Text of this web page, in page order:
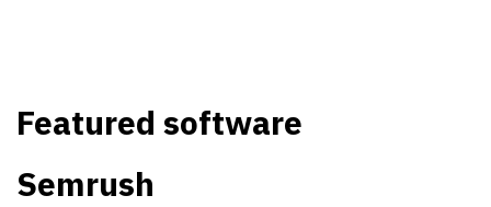
Featured software
Semrush